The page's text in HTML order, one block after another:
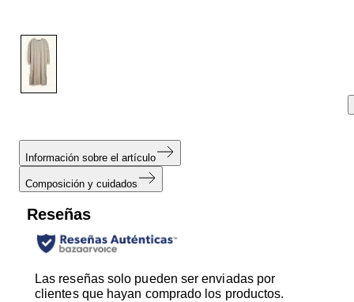
Información sobre el artículo
Composición y cuidados
Reseñas
Las reseñas solo pueden ser enviadas por
clientes que hayan comprado los productos.